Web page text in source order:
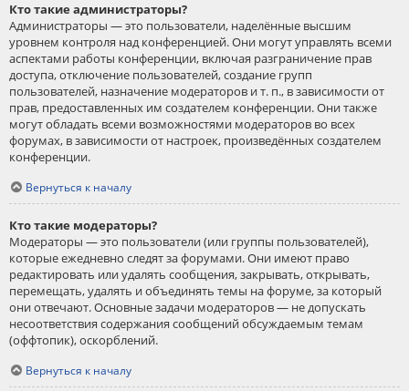
Кто такие администраторы?
Администраторы — это пользователи, наделённые высшим
уровнем контроля над конференцией. Они могут управлять всеми
аспектами работы конференции, включая разграничение прав
доступа, отключение пользователей, создание групп
пользователей, назначение модераторов и т. п., в зависимости от
прав, предоставленных им создателем конференции. Они также
могут обладать всеми возможностями модераторов во всех
форумах, в зависимости от настроек, произведённых создателем
конференции.
Вернуться к началу
Кто такие модераторы?
Модераторы — это пользователи (или группы пользователей),
которые ежедневно следят за форумами. Они имеют право
редактировать или удалять сообщения, закрывать, открывать,
перемещать, удалять и объединять темы на форуме, за который
они отвечают. Основные задачи модераторов — не допускать
несоответствия содержания сообщений обсуждаемым темам
(оффтопик), оскорблений.
Вернуться к началу